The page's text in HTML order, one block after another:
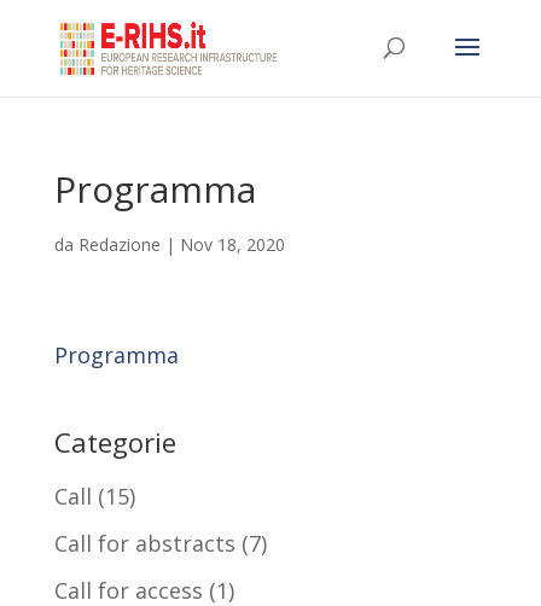
Programma
da Redazione | Nov 18, 2020
Programma
Categorie
Call (15)
Call for abstracts (7)
Call for access (1)